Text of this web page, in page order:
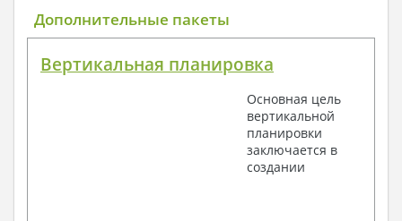
Общие данные по проекту
Поэтажные маркировочные планы с
Разрезы и состав конструкций
Фасады с ведомостью внешних отделок
Элементы проемов – спецификация
Ведомость перемычек – сечения и
Дополнительные пакеты
Вертикальная планировка
Основная цель
вертикальной
планировки
заключается в
создании